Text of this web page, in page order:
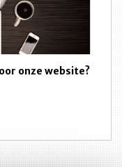
onze website?